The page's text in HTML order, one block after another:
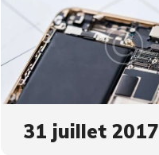
31 juillet 2017